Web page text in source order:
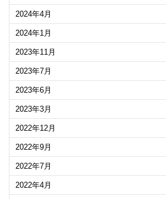
2024年4月
2024年1月
2023年11月
2023年7月
2023年6月
2023年3月
2022年12月
2022年9月
2022年7月
2022年4月